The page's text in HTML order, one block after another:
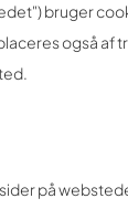
bruger
også af
på